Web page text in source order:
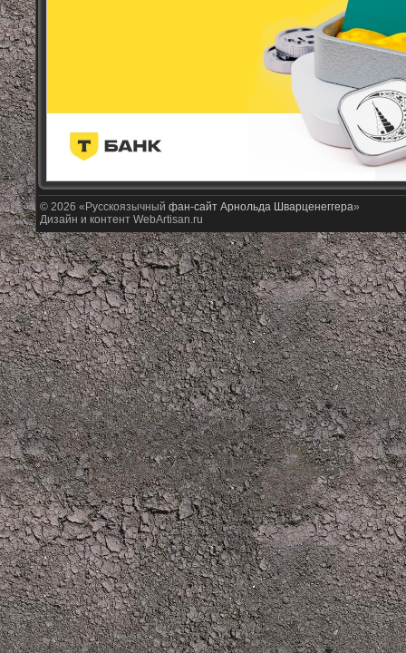
© 2026 «Русскоязычный фан-сайт Арнольда Шварценеггера»
Дизайн и контент WebArtisan.ru